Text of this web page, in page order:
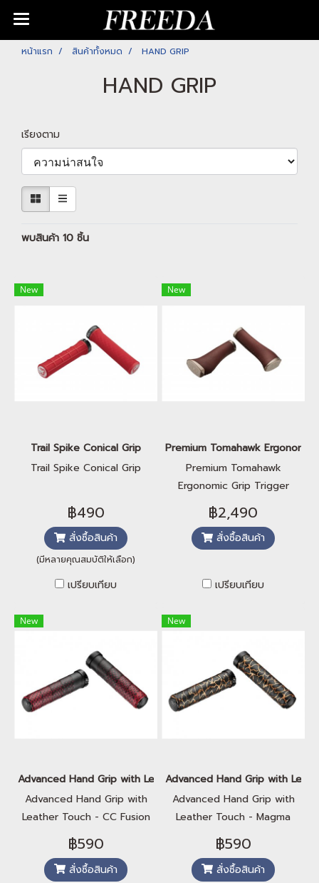
หน้าแรก สินค้าทั้งหมด HAND GRIP
HAND GRIP
เรียงตาม
พบสินค้า 10 ชิ้น
New
Trail Spike Conical Grip
Trail Spike Conical Grip
฿490
สั่งซื้อสินค้า
(มีหลายคุณสมบัติให้เลือก)
เปรียบเทียบ
New
Premium Tomahawk
Premium Tomahawk
Ergonomic Grip Trigger
Shifter Compatible
฿2,490
สั่งซื้อสินค้า
เปรียบเทียบ
New
Advanced Hand Grip with Leather Touch - CC Fusion Red
Advanced Hand Grip with
Leather Touch - CC Fusion
Red
฿590
สั่งซื้อสินค้า
New
Advanced Hand Grip with
Advanced Hand Grip with
Leather Touch - Magma
Orange Flame
฿590
สั่งซื้อสินค้า